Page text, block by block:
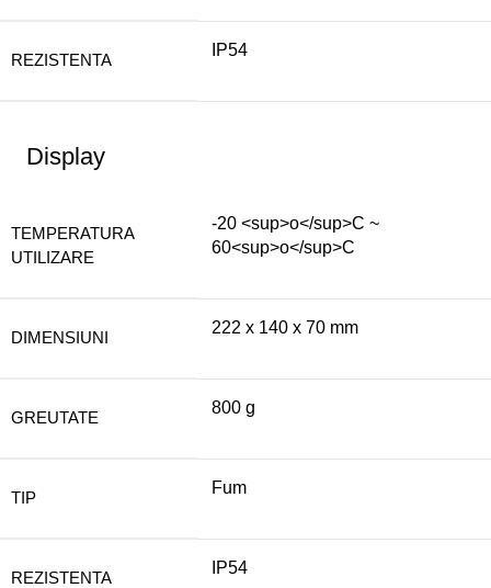
REZISTENTA
IP54
Display
TEMPERATURA
UTILIZARE
-20 <sup>o</sup>C ~
60<sup>o</sup>C
DIMENSIUNI
222 x 140 x 70 mm
GREUTATE
800 g
TIP
Fum
REZISTENTA
IP54